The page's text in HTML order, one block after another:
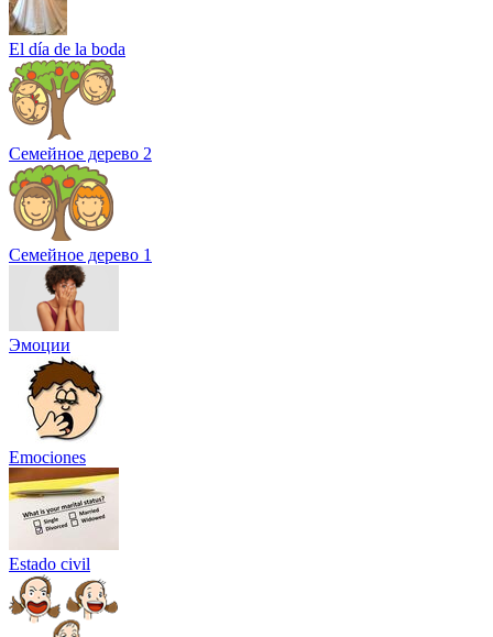
El día de la boda
Семейное дерево 2
Семейное дерево 1
Эмоции
Emociones
Estado civil